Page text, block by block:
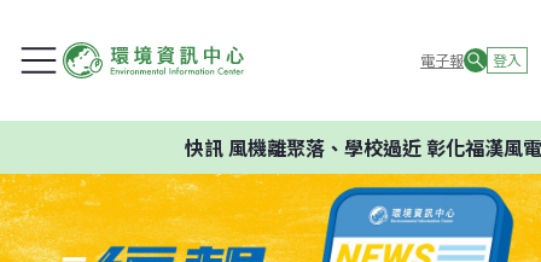
電子報 登入
快訊風機離聚落、學校過近 彰化福漢風電